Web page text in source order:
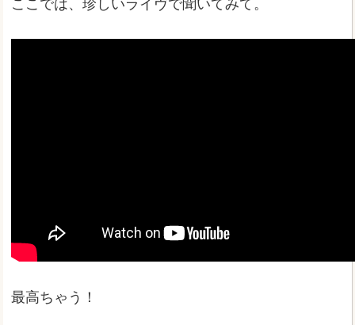
ここでは、珍しいライヴで聞いてみて。
最高ちゃう！